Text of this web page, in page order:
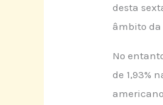
desta
âmbito da
No
de 1,93%